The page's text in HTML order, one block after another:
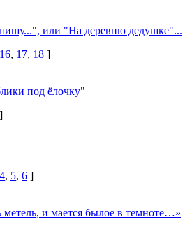
или "На деревню дедушке"...
16, 17, 18 ]
под ёлочку"
]
4, 5, 6 ]
и мается былое в темноте…»